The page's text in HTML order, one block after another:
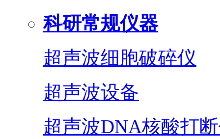
科研常规仪器
超声波细胞破碎仪
超声波设备
超声波DNA核酸打